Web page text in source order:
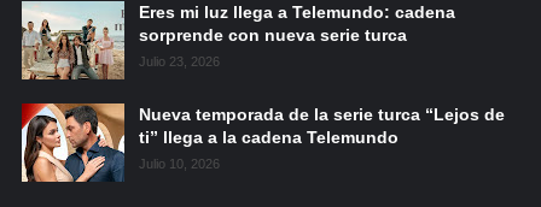
Eres mi luz llega a Telemundo: cadena
sorprende con nueva serie turca
Julio 23, 2026
Nueva temporada de la serie turca “Lejos de
ti” llega a la cadena Telemundo
Julio 10, 2026